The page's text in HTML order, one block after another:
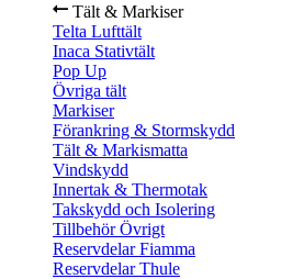
Tält & Markiser
Telta Lufttält
Inaca Stativtält
Pop Up
Övriga tält
Markiser
Förankring & Stormskydd
Tält & Markismatta
Vindskydd
Innertak & Thermotak
Takskydd och Isolering
Tillbehör Övrigt
Reservdelar Fiamma
Reservdelar Thule